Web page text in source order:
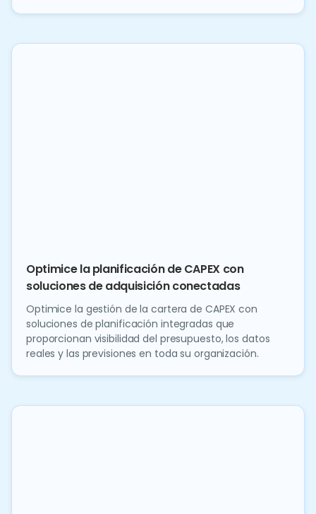
Optimice la planificación de CAPEX con
soluciones de adquisición conectadas
Optimice la gestión de la cartera de CAPEX con
soluciones de planificación integradas que
proporcionan visibilidad del presupuesto, los datos
reales y las previsiones en toda su organización.